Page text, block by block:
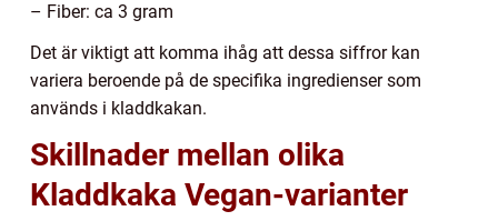
– Fiber: ca 3 gram
Det är viktigt att komma ihåg att dessa siffror kan
variera beroende på de specifika ingredienser som
används i kladdkakan.
Skillnader mellan olika
Kladdkaka Vegan-varianter